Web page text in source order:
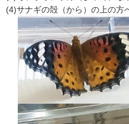
(4)サナギの殻（から）の上の方